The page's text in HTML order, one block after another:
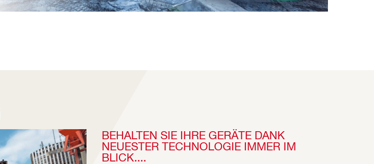
BEHALTEN SIE IHRE GERÄTE DANK
NEUESTER TECHNOLOGIE IMMER IM
BLICK....